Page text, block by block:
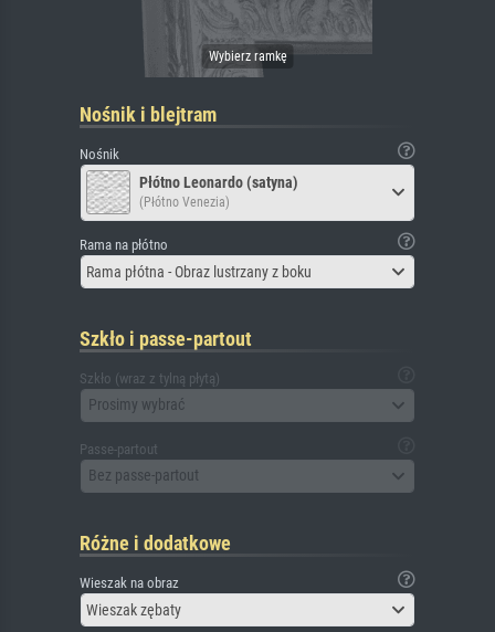
Nośnik i blejtram
Nośnik
Płótno Leonardo (satyna)
(Płótno Venezia)
Rama na płótno
Rama płótna - Obraz lustrzany z boku
Szkło i passe-partout
Szkło (wraz z tylną płytą)
Prosimy wybrać
Passe-partout
Bez passe-partout
Różne i dodatkowe
Wieszak na obraz
Wieszak zębaty